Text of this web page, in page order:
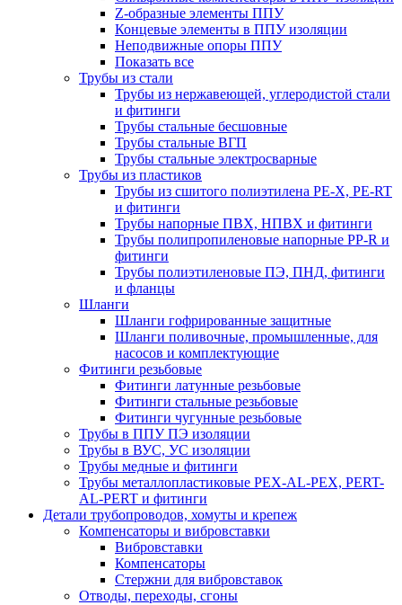
Z-образные элементы ППУ
Концевые элементы в ППУ изоляции
Неподвижные опоры ППУ
Показать все
Трубы из стали
Трубы из нержавеющей, углеродистой стали
и фитинги
Трубы стальные бесшовные
Трубы стальные ВГП
Трубы стальные электросварные
Трубы из пластиков
Трубы из сшитого полиэтилена PE-X, PE-RT
и фитинги
Трубы напорные ПВХ, НПВХ и фитинги
Трубы полипропиленовые напорные PP-R и
фитинги
Трубы полиэтиленовые ПЭ, ПНД, фитинги
и фланцы
Шланги
Шланги гофрированные защитные
Шланги поливочные, промышленные, для
насосов и комплектующие
Фитинги резьбовые
Фитинги латунные резьбовые
Фитинги стальные резьбовые
Фитинги чугунные резьбовые
Трубы в ППУ ПЭ изоляции
Трубы в ВУС, УС изоляции
Трубы медные и фитинги
Трубы металлопластиковые PEX-AL-PEX, PERT-
AL-PERT и фитинги
Детали трубопроводов, хомуты и крепеж
Компенсаторы и вибровставки
Вибровставки
Компенсаторы
Стержни для вибровставок
Отводы, переходы, сгоны